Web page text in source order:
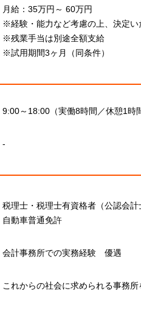
月給：35万円～ 60万円
※経験・能力など考慮の上、決定い
※残業手当は別途全額支給
※試用期間3ヶ月（同条件）
9:00～18:00（実働8時間／休憩1時
-
税理士・税理士有資格者（公認会計
自動車普通免許
会計事務所での実務経験 優遇
これからの社会に求められる事務